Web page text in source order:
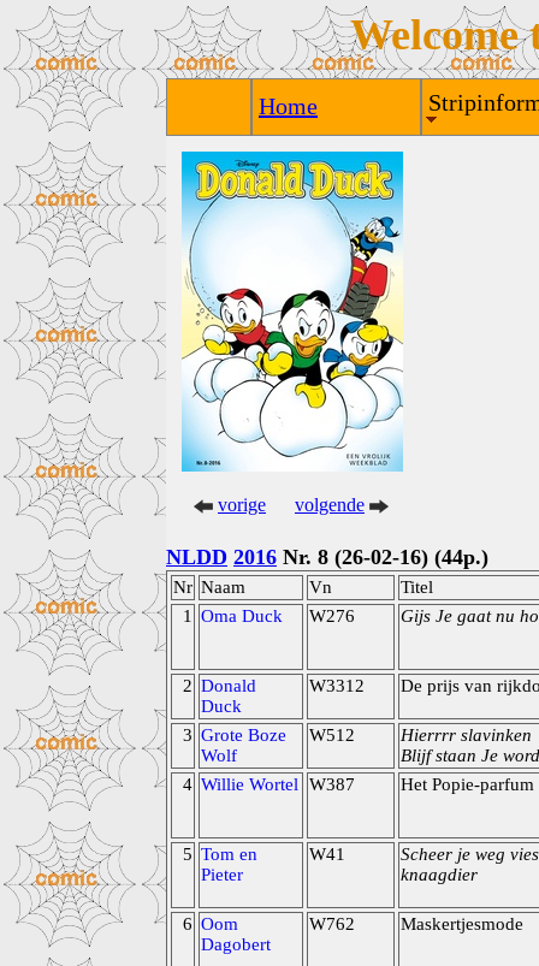
Welcome
Home
vorige volgende
NLDD 2016 Nr. 8 (26-02-16) (44p.)
Nr Naam Vn
Titel
1
Oma Duck W276 Gijs Je gaat nu
2 Donald
Duck
W3312 De prijs van
3 Grote Boze
Wolf
W512
Hierrrr slavinken
Blijf staan Je
4 Willie Wortel W387 Het Popie-parfum
5 Tom en
Pieter
W41
Scheer je weg vies
knaagdier
6 Oom
Dagobert
W762 Maskertjesmode